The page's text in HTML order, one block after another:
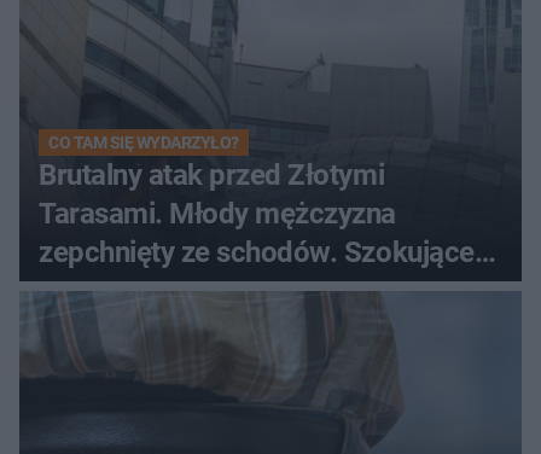
CO TAM SIĘ WYDARZYŁO?
Brutalny atak przed Złotymi
Tarasami. Młody mężczyzna
zepchnięty ze schodów. Szokujące
nagranie krąży po sieci